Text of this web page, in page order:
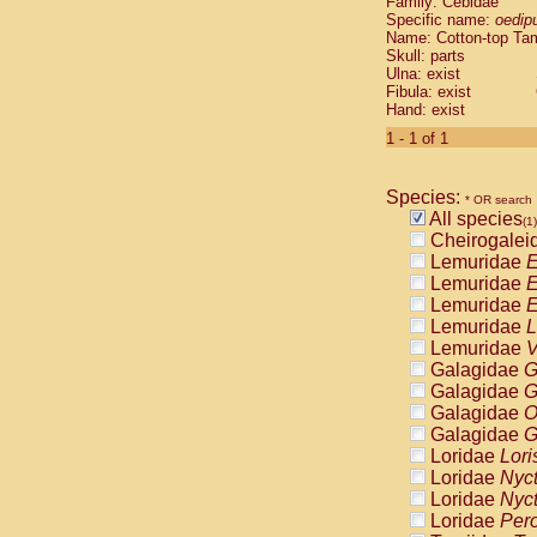
Cebidae
Cebidae
Cebidae
Cebidae
Cebidae
Cebidae
Cebidae
Cebidae
Cebidae
Cebidae
Cebidae
Cebidae
Atelidae
Atelidae
Atelidae
Atelidae
Atelidae
Atelidae
Atelidae
Atelidae
Atelidae
Atelidae
Pitheciidae
Specific name:
Name: Cotton-top
Skull: parts
Ulna: exist
Fibula: exist
Hand: exist
1 - 1 of 1
Species: * OR search
All species(1)
Lemuridae
Lemuridae
Lemuridae
Lemuridae
Lemuridae
Galagidae
Galagidae
Galagidae
Galagidae
Loridae
Loridae
Loridae
Loridae